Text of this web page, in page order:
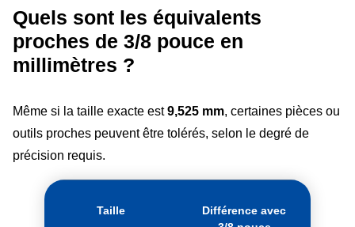
Quels sont les équivalents
proches de 3/8 pouce en
millimètres ?
Même si la taille exacte est9,525 mm, certaines pièces ou
outils proches peuvent être tolérés, selon le degré de
précision requis.
Taille
Différence avec